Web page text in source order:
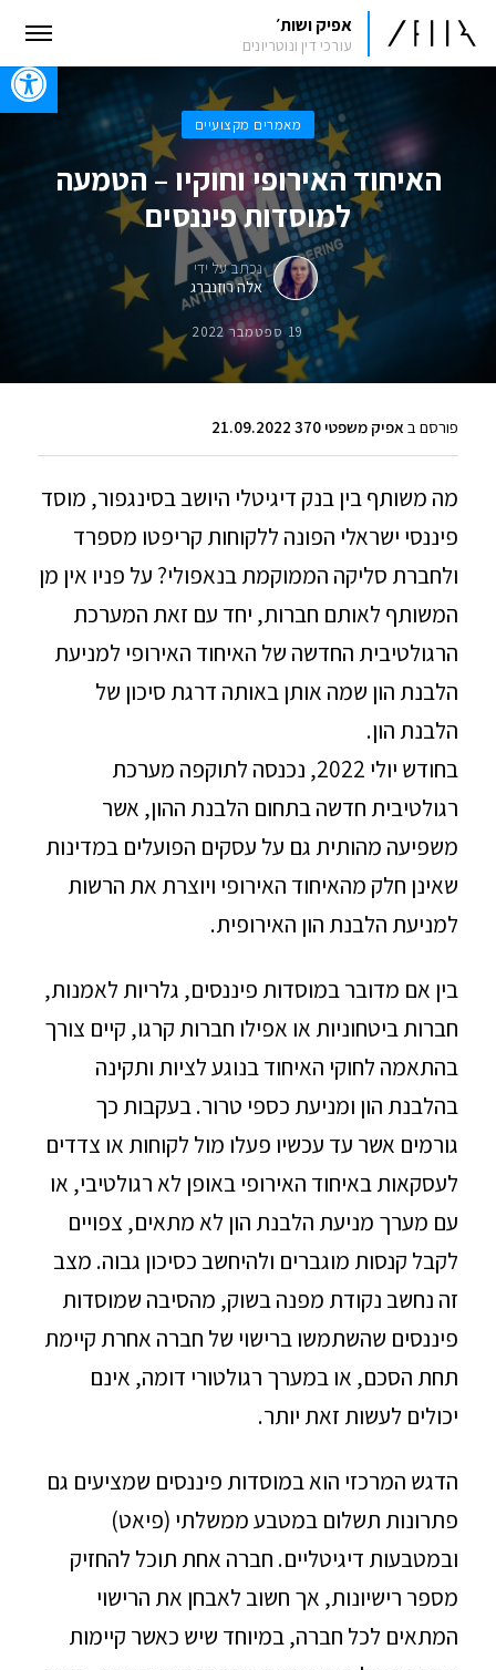
אפיק ושות׳
עורכי דין ונוטריונים
מאמרים מקצועיים
האיחוד האירופי וחוקיו – הטמעה
למוסדות פיננסים
נכתב על ידי
אלה רוזנברג
19 ספטמבר 2022
פורסם ב אפיק משפטי 370 21.09.2022
מה משותף בין בנק דיגיטלי היושב בסינגפור, מוסד
פיננסי ישראלי הפונה ללקוחות קריפטו מספרד
ולחברת סליקה הממוקמת בנאפולי? על פניו אין מן
המשותף לאותם חברות, יחד עם זאת המערכת
הרגולטיבית החדשה של האיחוד האירופי למניעת
הלבנת הון שמה אותן באותה דרגת סיכון של
הלבנת הון.
בחודש יולי 2022, נכנסה לתוקפה מערכת
רגולטיבית חדשה בתחום הלבנת ההון, אשר
משפיעה מהותית גם על עסקים הפועלים במדינות
שאינן חלק מהאיחוד האירופי ויוצרת את הרשות
למניעת הלבנת הון האירופית.
בין אם מדובר במוסדות פיננסים, גלריות לאמנות,
חברות ביטחוניות או אפילו חברות קרגו, קיים צורך
בהתאמה לחוקי האיחוד בנוגע לציות ותקינה
בהלבנת הון ומניעת כספי טרור. בעקבות כך
גורמים אשר עד עכשיו פעלו מול לקוחות או צדדים
לעסקאות באיחוד האירופי באופן לא רגולטיבי, או
עם מערך מניעת הלבנת הון לא מתאים, צפויים
לקבל קנסות מוגברים ולהיחשב כסיכון גבוה. מצב
זה נחשב נקודת מפנה בשוק, מהסיבה שמוסדות
פיננסים שהשתמשו ברישוי של חברה אחרת קיימת
תחת הסכם, או במערך רגולטורי דומה, אינם
יכולים לעשות זאת יותר.
הדגש המרכזי הוא במוסדות פיננסים שמציעים גם
פתרונות תשלום במטבע ממשלתי (פיאט)
ובמטבעות דיגיטליים. חברה אחת תוכל להחזיק
מספר רישיונות, אך חשוב לאבחן את הרישוי
המתאים לכל חברה, במיוחד שיש כאשר קיימות